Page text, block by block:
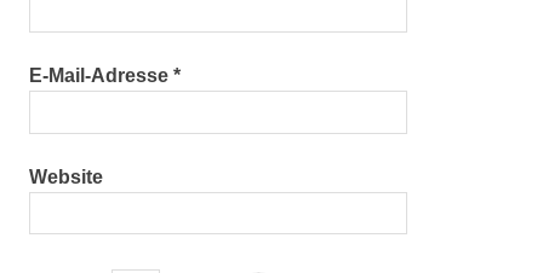
E-Mail-Adresse *
Website